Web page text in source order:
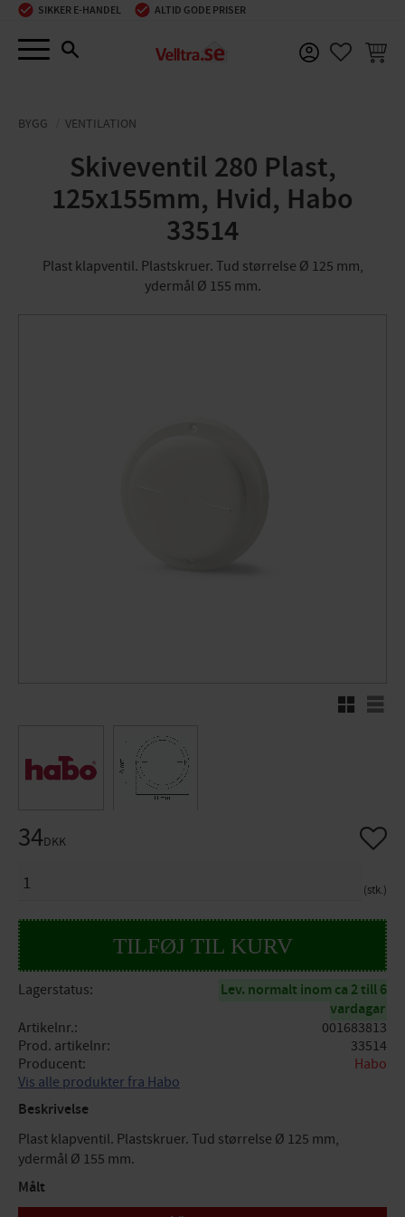
Menu
SIKKER E-HANDEL ALTID GODE PRISER
BYGG VENTILATION
Skiveventil 280 Plast,
125x155mm, Hvid, Habo
33514
Plast klapventil. Plastskruer. Tud størrelse Ø 125 mm,
ydermål Ø 155 mm.
RutenettListe
34DKK
stk.
Gem
Lagerstatus
Lev. normalt inom ca 2 till 6
vardagar
Artikelnr.
001683813
Prod. artikelnr
33514
Producent
Habo
Vis alle produkter fra Habo
Beskrivelse
Plast klapventil. Plastskruer. Tud størrelse Ø 125 mm,
ydermål Ø 155 mm.
Målt